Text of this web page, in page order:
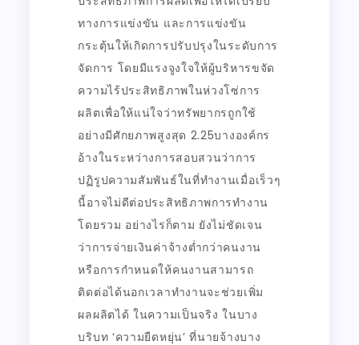
ทางการแข่งขัน และการแข่งขัน
กระตุ้นให้เกิดการปรับปรุงในระดับการ
จัดการ โดยมีแรงจูงใจให้ผู้บริหารขจัด
ความไร้ประสิทธิภาพในห่วงโซ่การ
ผลิตเพื่อให้แน่ใจว่าทรัพยากรถูกใช้
อย่างมีศักยภาพสูงสุด 2.25บางองค์กร
อ้างในระหว่างการสอบสวนว่าการ
ปฏิรูปความสัมพันธ์ในที่ทำงานเมื่อเร็วๆ
นี้อาจไม่ดีต่อประสิทธิภาพการทำงาน
โดยรวม อย่างไรก็ตาม ยังไม่ชัดเจน
ว่าการจ่ายเงินค่าจ้างต่ำกว่าคนงาน
หรือการกำหนดให้คนงานสามารถ
ติดต่อได้นอกเวลาทำงานจะช่วยเพิ่ม
ผลผลิตได้ ในความเป็นจริง ในบาง
บริบท ‘ความยืดหยุ่น’ ที่นายจ้างบาง